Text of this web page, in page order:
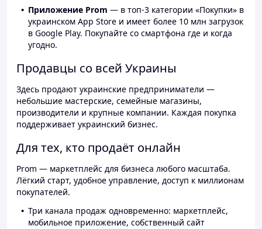
Приложение Prom — в топ-3 категории «Покупки» в
украинском App Store и имеет более 10 млн загрузок
в Google Play. Покупайте со смартфона где и когда
угодно.
Продавцы со всей Украины
Здесь продают украинские предприниматели —
небольшие мастерские, семейные магазины,
производители и крупные компании. Каждая покупка
поддерживает украинский бизнес.
Для тех, кто продаёт онлайн
Prom — маркетплейс для бизнеса любого масштаба.
Лёгкий старт, удобное управление, доступ к миллионам
покупателей.
Три канала продаж одновременно: маркетплейс,
мобильное приложение, собственный сайт